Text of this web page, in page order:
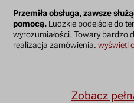
Przemiła obsługa, zawsze
pomocą. Ludzkie podejście do
wyrozumiałości. Towary bardzo
realizacja zamówienia.wyświetl
Zobacz